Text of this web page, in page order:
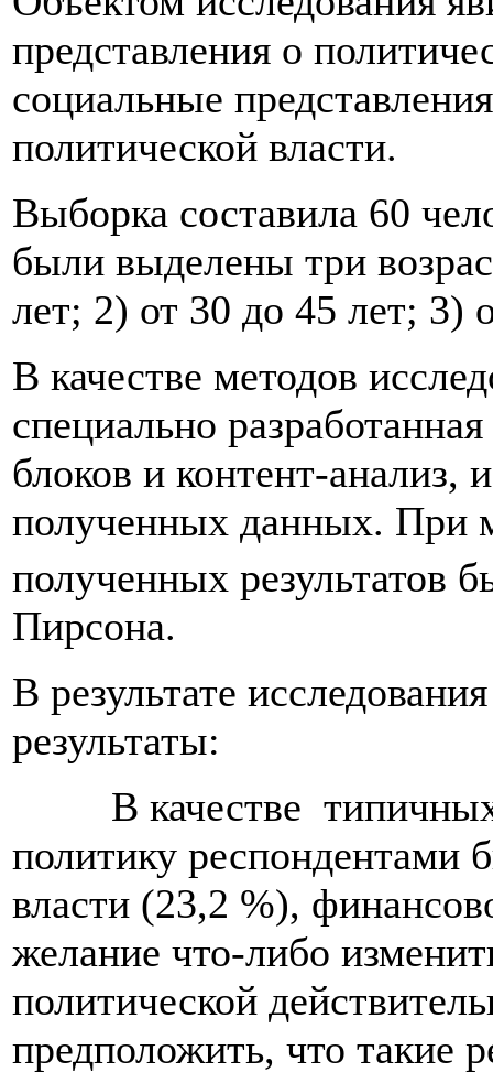
представления о
социальные
политической власти.
Выборка составила 60
были выделены три
лет; 2) от 30 до 45 лет; 3)
В качестве методов
специально
блоков и контент-анализ,
полученных данных. При
полученных результатов
Пирсона.
В результате
результаты:
В качестве
политику респондентами
власти (23,2 %),
желание что-либо
политической
предположить, что такие